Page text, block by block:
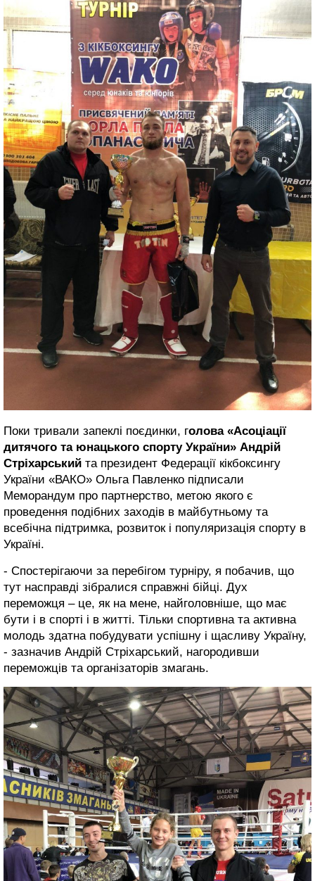
Поки тривали запеклі поєдинки, голова «Асоціації
дитячого та юнацького спорту України» Андрій
Стріхарський та президент Федерації кікбоксингу
України «ВАКО» Ольга Павленко підписали
Меморандум про партнерство, метою якого є
проведення подібних заходів в майбутньому та
всебічна підтримка, розвиток і популяризація спорту в
Україні.
- Спостерігаючи за перебігом турніру, я побачив, що
тут насправді зібралися справжні бійці. Дух
переможця – це, як на мене, найголовніше, що має
бути і в спорті і в житті. Тільки спортивна та активна
молодь здатна побудувати успішну і щасливу Україну,
- зазначив Андрій Стріхарський, нагородивши
переможців та організаторів змагань.